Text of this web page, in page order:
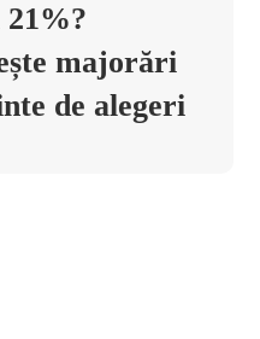
majorări
de alegeri